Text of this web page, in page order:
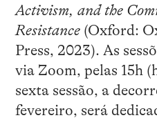
Activism, and the
Resistance(Oxford:
Press, 2023). As
via Zoom, pelas 15h
sexta sessão, a
fevereiro, será